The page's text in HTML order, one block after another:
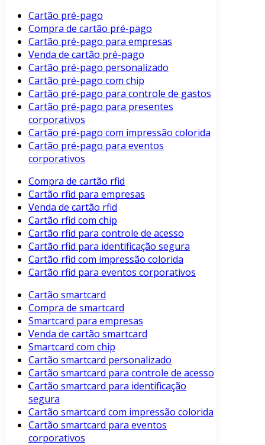
Cartão pré-pago
Compra de cartão pré-pago
Cartão pré-pago para empresas
Venda de cartão pré-pago
Cartão pré-pago personalizado
Cartão pré-pago com chip
Cartão pré-pago para controle de gastos
Cartão pré-pago para presentes
corporativos
Cartão pré-pago com impressão colorida
Cartão pré-pago para eventos
corporativos
Compra de cartão rfid
Cartão rfid para empresas
Venda de cartão rfid
Cartão rfid com chip
Cartão rfid para controle de acesso
Cartão rfid para identificação segura
Cartão rfid com impressão colorida
Cartão rfid para eventos corporativos
Cartão smartcard
Compra de smartcard
Smartcard para empresas
Venda de cartão smartcard
Smartcard com chip
Cartão smartcard personalizado
Cartão smartcard para controle de acesso
Cartão smartcard para identificação
segura
Cartão smartcard com impressão colorida
Cartão smartcard para eventos
corporativos